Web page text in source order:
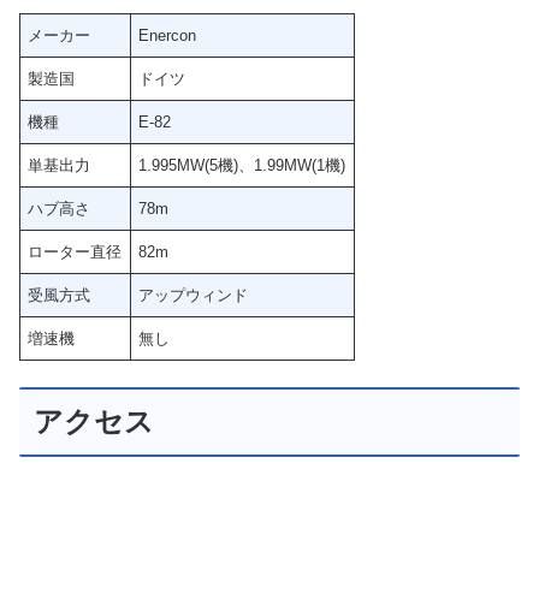
メーカー Enercon
製造国 ドイツ
機種 E-82
単基出力 1.995MW(5機)、1.99MW(1機)
ハブ高さ 78m
ローター直径 82m
受風方式 アップウィンド
増速機 無し
アクセス